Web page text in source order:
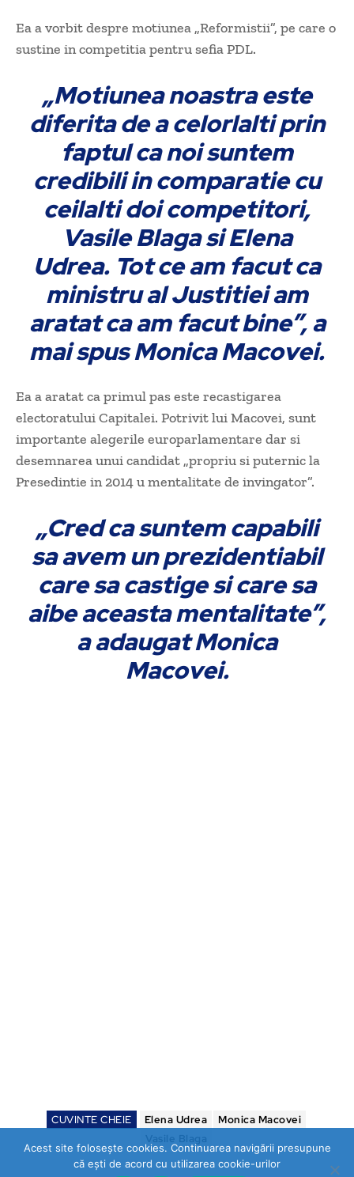
Ea a vorbit despre motiunea „Reformistii”, pe care o
sustine in competitia pentru sefia PDL.
„Motiunea noastra este
diferita de a celorlalti prin
faptul ca noi suntem
credibili in comparatie cu
ceilalti doi competitori,
Vasile Blaga si Elena
Udrea. Tot ce am facut ca
ministru al Justitiei am
aratat ca am facut bine”, a
mai spus Monica Macovei.
Ea a aratat ca primul pas este recastigarea
electoratului Capitalei. Potrivit lui Macovei, sunt
importante alegerile europarlamentare dar si
desemnarea unui candidat „propriu si puternic la
Presedintie in 2014 u mentalitate de invingator”.
„Cred ca suntem capabili
sa avem un prezidentiabil
care sa castige si care sa
aibe aceasta mentalitate”,
a adaugat Monica
Macovei.
CUVINTE CHEIE Elena Udrea
Monica Macovei
Acest site folosește cookies. Continuarea navigării presupune
că ești de acord cu utilizarea cookie-urilor